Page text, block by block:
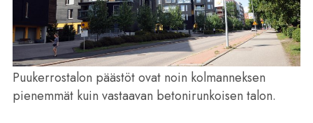
Puukerrostalon päästöt ovat noin kolmanneksen
pienemmät kuin vastaavan betonirunkoisen talon.